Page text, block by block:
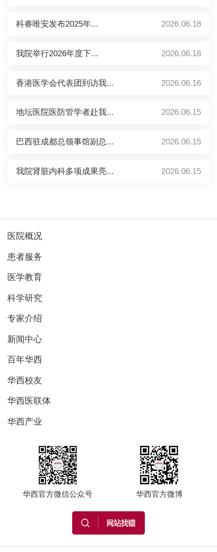
科睿唯安发布2025年... 2026.06.18
我院举行2026年度下... 2026.06.18
香港医学会代表团到访我... 2026.06.16
地坛医院医防管学者赴我... 2026.06.15
巴西驻成都总领事馆副总... 2026.06.15
我院肾脏内科多项成果亮... 2026.06.15
医院概况
患者服务
医学教育
科学研究
专家介绍
新闻中心
百年华西
华西校友
华西医联体
华西产业
华西官方微信公众号 华西官方微博